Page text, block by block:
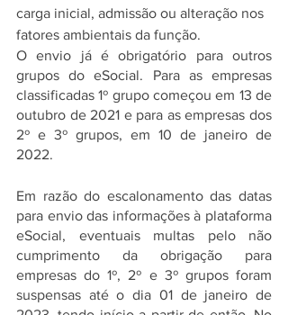
carga inicial, admissão ou alteração nos
fatores ambientais da função.
O envio já é obrigatório para outros
grupos do eSocial. Para as empresas
classificadas 1º grupo começou em 13 de
outubro de 2021 e para as empresas dos
2º e 3º grupos, em 10 de janeiro de
2022.
Em razão do escalonamento das datas
para envio das informações à plataforma
eSocial, eventuais multas pelo não
cumprimento da obrigação para
empresas do 1º, 2º e 3º grupos foram
suspensas até o dia 01 de janeiro de